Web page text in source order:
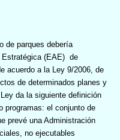
de parques debería
(EAE) de
acuerdo a la Ley 9/2006, de
de determinados planes y
da la siguiente definición
programas: el conjunto de
prevé una Administración
no ejecutables